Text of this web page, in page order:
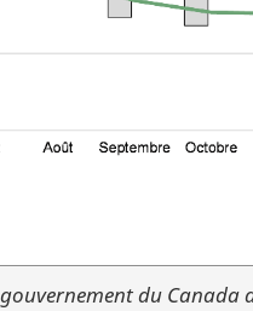
du Canada